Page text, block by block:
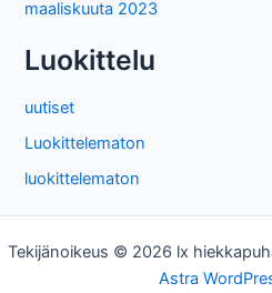
maaliskuuta 2023
Luokittelu
uutiset
Luokittelematon
luokittelematon
Tekijänoikeus © 2026 lx
Astra